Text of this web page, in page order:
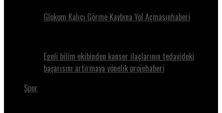
Glokom Kalıcı Görme Kaybına Yol Açmasınhaberi
Egeli bilim ekibinden kanser ilaçlarının tedavideki
başarısını artırmaya yönelik projehaberi
Spor